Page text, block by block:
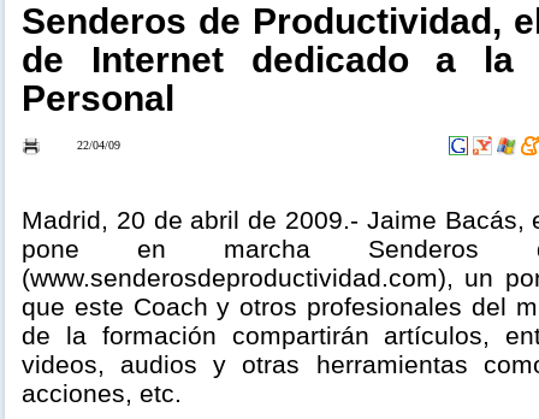
Senderos de Productividad,
de Internet dedicado a la
Personal
22/04/09
Madrid, 20 de abril de 2009.- Jaime Bacás,
pone en marcha Senderos
(www.senderosdeproductividad.com), un
que este Coach y otros profesionales del
de la formación compartirán artículos,
videos, audios y otras herramientas
acciones, etc.